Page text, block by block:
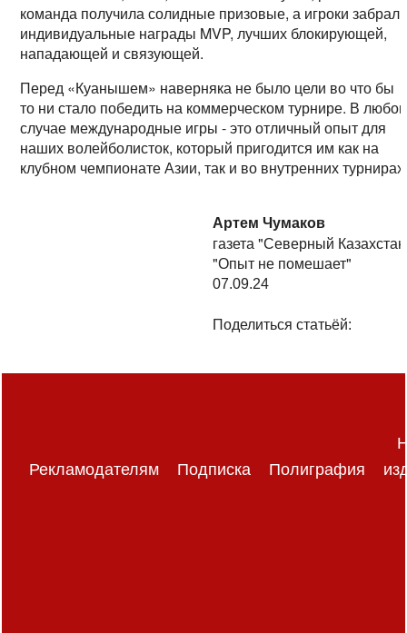
команда получила солидные призовые, а игроки
индивидуальные награды MVP, лучших блокирующей,
нападающей и связующей.
Перед «Куанышем» наверняка не было цели во что бы
то ни стало победить на коммерческом турнире. В
случае международные игры - это отличный опыт для
наших волейболисток, который пригодится им как на
клубном чемпионате Азии, так и во внутренних
Артем Чумаков
газета "Северный
"Опыт не помешает"
07.09.24
Поделиться статьёй:
Рекламодателям Подписка Полиграфия